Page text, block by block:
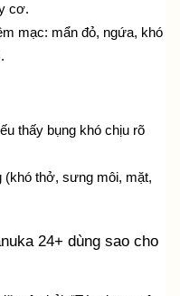
cơ.
mạc: mẩn đỏ, ngứa, khó
thấy bụng khó chịu rõ
(khó thở, sưng môi, mặt,
24+ dùng sao cho